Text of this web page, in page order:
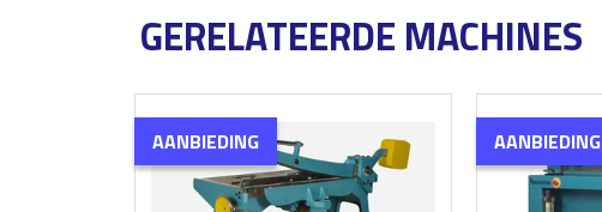
GERELATEERDE MACHINES
AANBIEDING AANBIEDING